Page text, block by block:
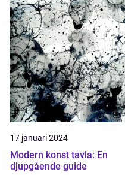
17 januari 2024
Modern konst tavla: En
djupgående guide